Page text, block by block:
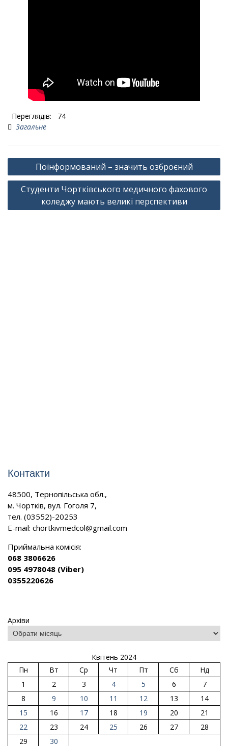
Переглядів:
74
Загальне
Навігація
записів
Поінформований – значить озброєний
Студенти Чортківського медичного фахового
коледжу мають великі перспективи
Контакти
48500, Тернопільська обл.,
м. Чортків, вул. Гоголя 7,
тел. (03552)-20253
E-mail: chortkivmedcol@gmail.com
Приймальна комісія:
068 3806626
095 4978048 (Viber)
0355220626
Архіви
Квітень 2024
Пн
Вт Ср Чт Пт Сб
Нд
1
2 3 4 5 6
7
8
9 10 11 12 13
14
15
16 17 18 19 20
21
22
23 24 25 26 27
28
29
30